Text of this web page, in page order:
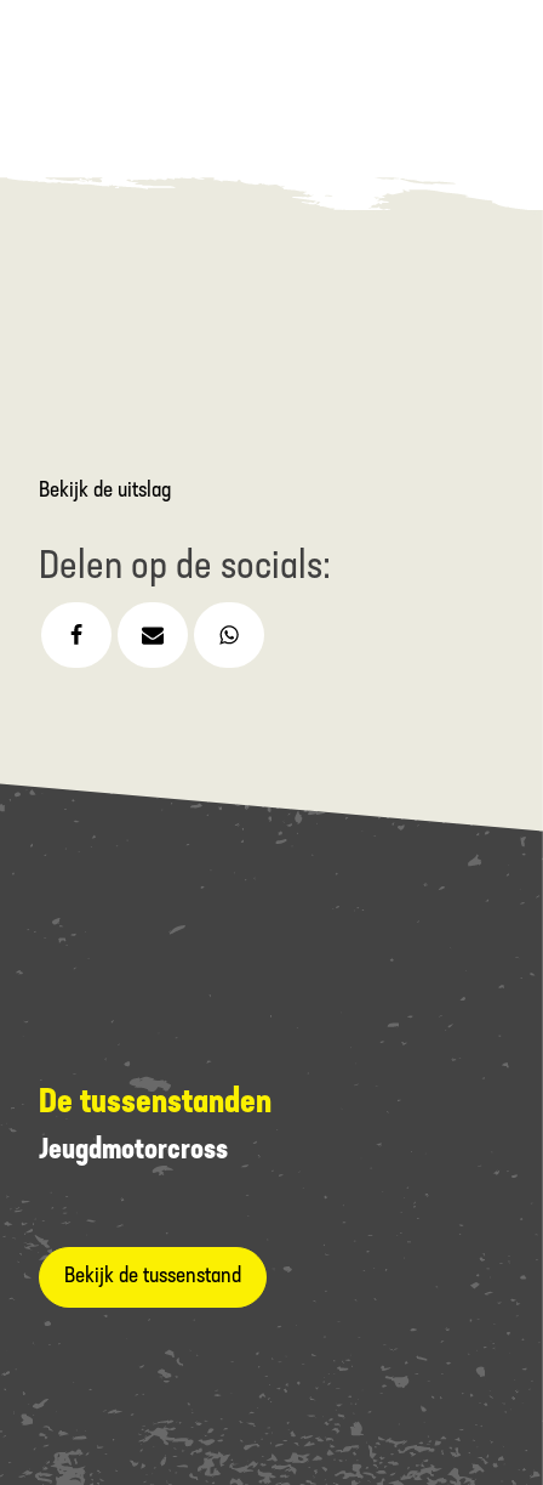
Bekijk de uitslag
Delen op de socials:
Facebook Email
De tussenstanden
Jeugdmotorcross
Bekijk de tussenstand